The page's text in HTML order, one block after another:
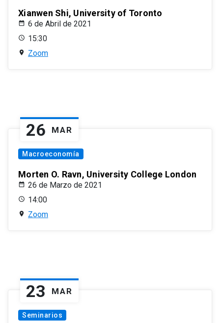
Xianwen Shi, University of Toronto
6 de Abril de 2021
15:30
Zoom
26 MAR
Macroeconomía
Morten O. Ravn, University College London
26 de Marzo de 2021
14:00
Zoom
23 MAR
Seminarios